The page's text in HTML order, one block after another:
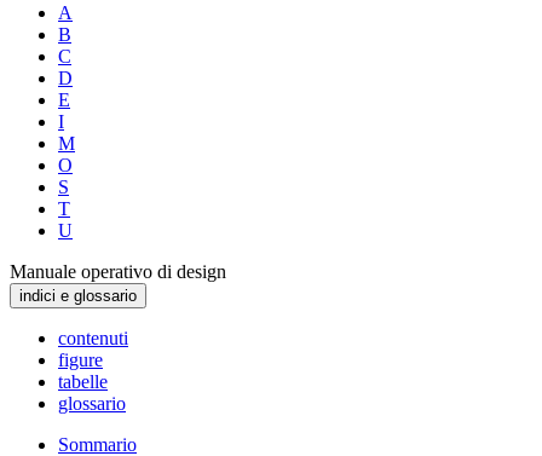
A
B
C
D
E
I
M
O
S
T
U
Manuale operativo di design
indici e glossario
contenuti
figure
tabelle
glossario
Sommario